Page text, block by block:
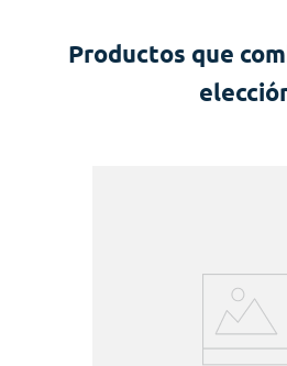
Productos que